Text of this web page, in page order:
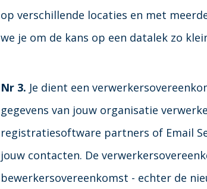
op verschillende locaties en met
we je om de kans op een datalek zo
Nr 3. Je dient een
gegevens van jouw organisatie
registratiesoftware partners of Email
jouw contacten. De
bewerkersovereenkomst - echter de